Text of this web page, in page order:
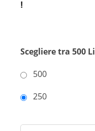
!
Scegliere tra 500
500
250